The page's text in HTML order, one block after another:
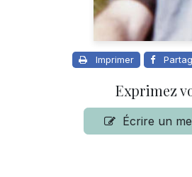
Imprimer
Exprimez
Écrire un